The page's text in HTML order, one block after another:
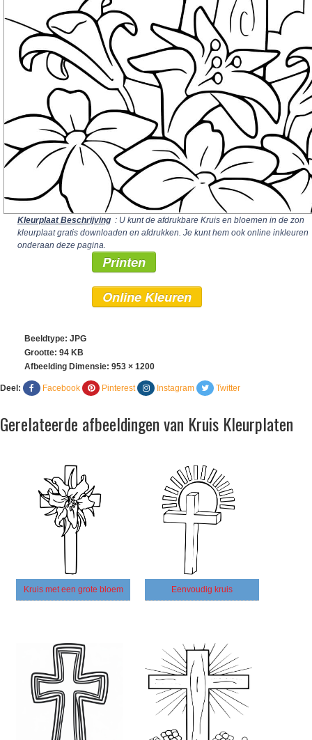
Kleurplaat Beschrijving : U kunt de afdrukbare Kruis en bloemen in de zon
kleurplaat gratis downloaden en afdrukken. Je kunt hem ook online inkleuren
onderaan deze pagina.
Printen
Online Kleuren
Beeldtype: JPG
Grootte: 94 KB
Afbeelding Dimensie: 953 × 1200
Deel: Facebook Pinterest Instagram Twitter
Gerelateerde afbeeldingen van Kruis Kleurplaten
Kruis met een grote bloem Eenvoudig kruis